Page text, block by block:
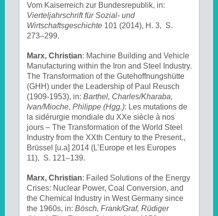
Vom Kaiserreich zur Bundesrepublik, in:
Vierteljahrschrift für Sozial- und
Wirtschaftsgeschichte101 (2014), H. 3, S.
273–299.
Marx, Christian: Machine Building and Vehicle
Manufacturing within the Iron and Steel Industry.
The Transformation of the Gutehoffnungshütte
(GHH) under the Leadership of Paul Reusch
(1909-1953), in: Barthel, Charles/Kharaba,
Ivan/Mioche, Philippe (Hgg.): Les mutations de
la sidérurgie mondiale du XXe siècle à nos
jours – The Transformation of the World Steel
Industry from the XXth Century to the Present.,
Brüssel [u.a] 2014 (L’Europe et les Europes
11), S. 121–139.
Marx, Christian: Failed Solutions of the Energy
Crises: Nuclear Power, Coal Conversion, and
the Chemical Industry in West Germany since
the 1960s, in: Bösch, Frank/Graf, Rüdiger